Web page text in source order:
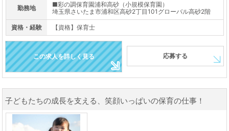
勤務地
■彩の調保育園浦和高砂（小規模保育園）
埼玉県さいたま市浦和区高砂2丁目101グローバル高砂2階
資格・経験 【資格】保育士
この求人を詳しく見る 応募する
子どもたちの成長を支える、笑顔いっぱいの保育の仕事！